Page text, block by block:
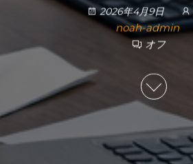
2026年4月9日
noah-admin
オフ